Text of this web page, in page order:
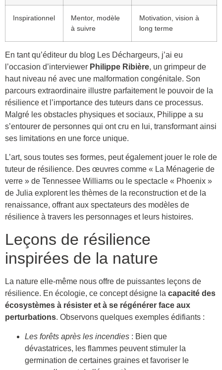
Inspirationnel
Mentor, modèle
à suivre
Motivation, vision à
long terme
En tant qu’éditeur du blog Les Déchargeurs, j’ai eu
l’occasion d’interviewer Philippe Ribière, un grimpeur de
haut niveau né avec une malformation congénitale. Son
parcours extraordinaire illustre parfaitement le pouvoir de la
résilience et l’importance des tuteurs dans ce processus.
Malgré les obstacles physiques et sociaux, Philippe a su
s’entourer de personnes qui ont cru en lui, transformant ainsi
ses limitations en une force unique.
L’art, sous toutes ses formes, peut également jouer le role de
tuteur de résilience. Des œuvres comme « La Ménagerie de
verre » de Tennessee Williams ou le spectacle « Phoenix »
de Julia explorent les thèmes de la reconstruction et de la
renaissance, offrant aux spectateurs des modèles de
résilience à travers les personnages et leurs histoires.
Leçons de résilience
inspirées de la nature
La nature elle-même nous offre de puissantes leçons de
résilience. En écologie, ce concept désigne la capacité des
écosystèmes à résister et à se régénérer face aux
perturbations. Observons quelques exemples édifiants :
Les forêts après les incendies : Bien que
dévastatrices, les flammes peuvent stimuler la
germination de certaines graines et favoriser le